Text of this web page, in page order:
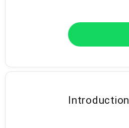
Introduction